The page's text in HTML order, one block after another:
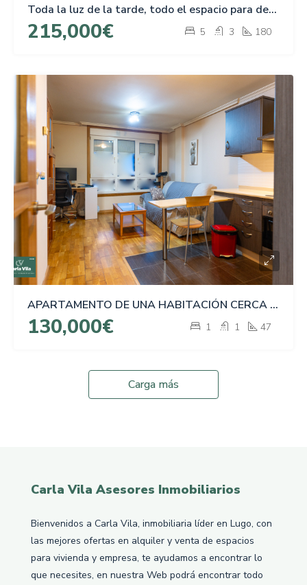
Toda la luz de la tarde, todo el espacio para decidir · Dúplex en A Piringalla de 180 metros
215,000€ 5 3 180
APARTAMENTO DE UNA HABITACIÓN CERCA DEL CENTRO
130,000€ 1 1 47
Carga más
Carla Vila Asesores Inmobiliarios
Bienvenidos a Carla Vila, inmobiliaria líder en Lugo, con
las mejores ofertas en alquiler y venta de espacios
para vivienda y empresa, te ayudamos a encontrar lo
que necesites, en nuestra Web podrá encontrar todo